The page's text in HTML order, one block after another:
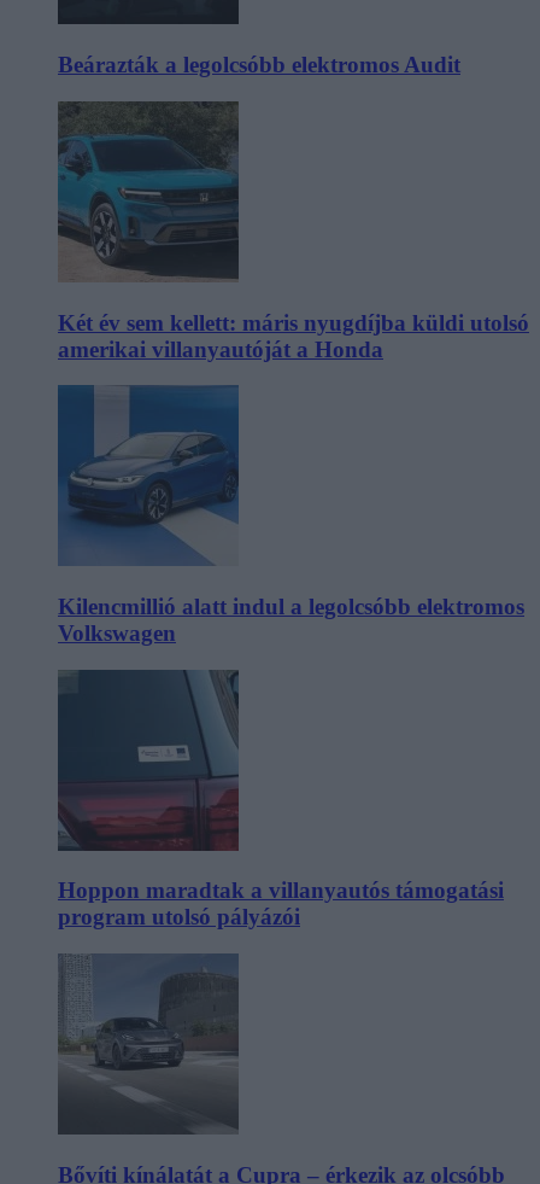
Beárazták a legolcsóbb elektromos Audit
Két év sem kellett: máris nyugdíjba küldi utolsó
amerikai villanyautóját a Honda
Kilencmillió alatt indul a legolcsóbb elektromos
Volkswagen
Hoppon maradtak a villanyautós támogatási
program utolsó pályázói
Bővíti kínálatát a Cupra – érkezik az olcsóbb